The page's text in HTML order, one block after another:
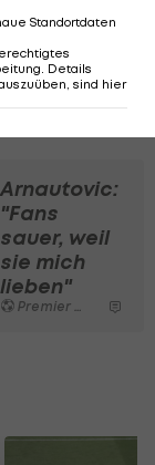
Doku:
Arnautovic:
"Fans
sauer, weil
sie mich
lieben"
Premier League
Standortdaten
Details
sind hier